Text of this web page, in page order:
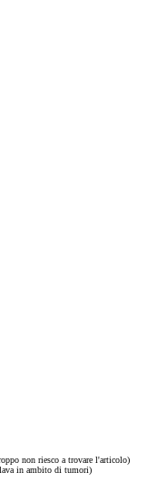
non riesco a trovare l'articolo)
in ambito di tumori)